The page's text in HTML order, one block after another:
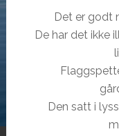
Det er godt
De har det ikke
Den satt i